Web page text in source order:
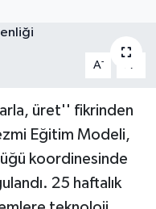
A- A
üret'' fikrinden
Eğitim Modeli,
koordinesinde
25 haftalık